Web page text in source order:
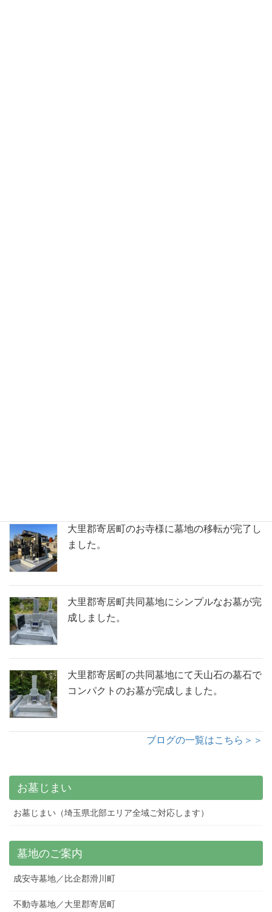
大里郡寄居町のお寺様に墓地の移転が完了し
ました。
大里郡寄居町共同墓地にシンプルなお墓が完
成しました。
大里郡寄居町の共同墓地にて天山石の墓石で
コンパクトのお墓が完成しました。
ブログの一覧はこちら＞＞
お墓じまい
お墓じまい（埼玉県北部エリア全域ご対応します）
墓地のご案内
成安寺墓地／比企郡滑川町
不動寺墓地／大里郡寄居町